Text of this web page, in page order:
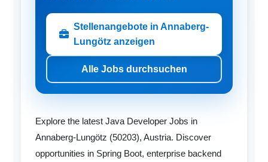
Stellenangebote in Annaberg-
Lungötz anzeigen
Alle Jobs durchsuchen
Explore the latest Java Developer Jobs in
Annaberg-Lungötz (50203), Austria. Discover
opportunities in Spring Boot, enterprise backend